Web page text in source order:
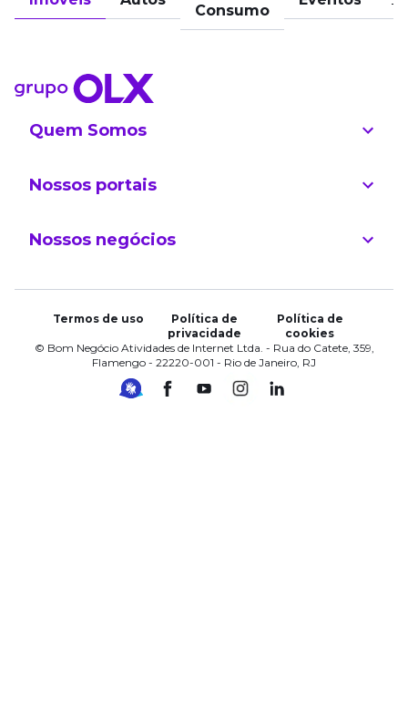
Consumo
Quem Somos
Nossos portais
Nossos negócios
Termos de uso
Política de
privacidade
Política de
cookies
© Bom Negócio Atividades de Internet Ltda. - Rua do Catete, 359,
Flamengo - 22220-001 - Rio de Janeiro, RJ